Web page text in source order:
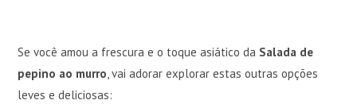
Se você amou a frescura e o toque asiático da Salada de
pepino ao murro, vai adorar explorar estas outras opções
leves e deliciosas: